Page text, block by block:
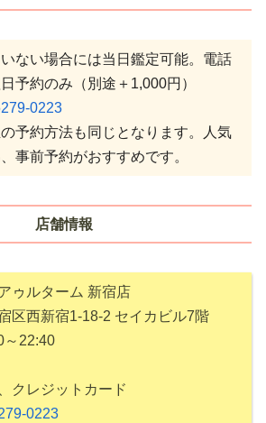
ない場合には当日鑑定可能。電話
予約のみ（別途＋1,000円）
0223
予約方法も同じとなります。人気
事前予約がおすすめです。
店舗情報
ゥルターム 新宿店
区西新宿1-18-2 セイカビル7階
～22:40
クレジットカード
0223